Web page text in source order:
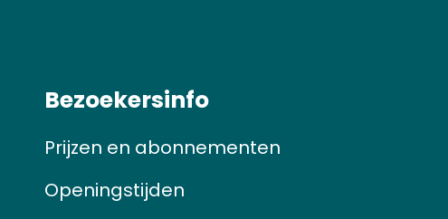
Bezoekersinfo
Prijzen en abonnementen
Openingstijden